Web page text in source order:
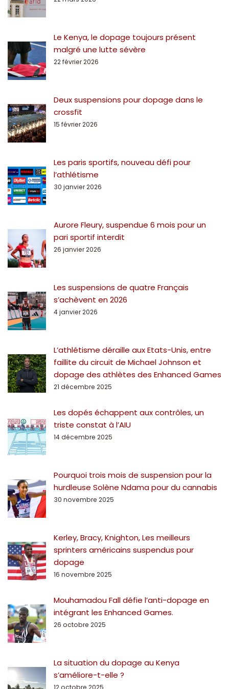
Le Kenya, le dopage toujours présent
malgré une lutte sévère
22 février 2026
Deux suspensions pour dopage dans le
crossfit
15 février 2026
Les paris sportifs, nouveau défi pour
l’athlétisme
30 janvier 2026
Aurore Fleury, suspendue 6 mois pour un
pari sportif interdit
26 janvier 2026
Les suspensions de quatre Français
s’achèvent en 2026
4 janvier 2026
L’athlétisme déraille aux Etats-Unis, entre
faillite du circuit de Michael Johnson et
dopage des athlètes des Enhanced Games
21 décembre 2025
Les dopés échappent aux contrôles, un
triste constat à l’AIU
14 décembre 2025
Pourquoi trois mois de suspension pour la
hurdleuse Solène Ndama pour du cannabis
30 novembre 2025
Kerley, Bracy, Knighton, Les meilleurs
sprinters américains suspendus pour
dopage
16 novembre 2025
Mouhamadou Fall défie l’anti-dopage en
intégrant les Enhanced Games.
26 octobre 2025
La situation du dopage au Kenya
s’améliore-t-elle ?